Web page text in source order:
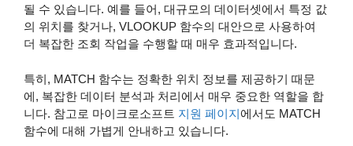
될 수 있습니다. 예를 들어, 대규모의 데이터셋에서 특정 값
의 위치를 찾거나, VLOOKUP 함수의 대안으로 사용하여
더 복잡한 조회 작업을 수행할 때 매우 효과적입니다.
특히, MATCH 함수는 정확한 위치 정보를 제공하기 때문
에, 복잡한 데이터 분석과 처리에서 매우 중요한 역할을 합
니다. 참고로 마이크로소프트 지원 페이지에서도 MATCH
함수에 대해 가볍게 안내하고 있습니다.